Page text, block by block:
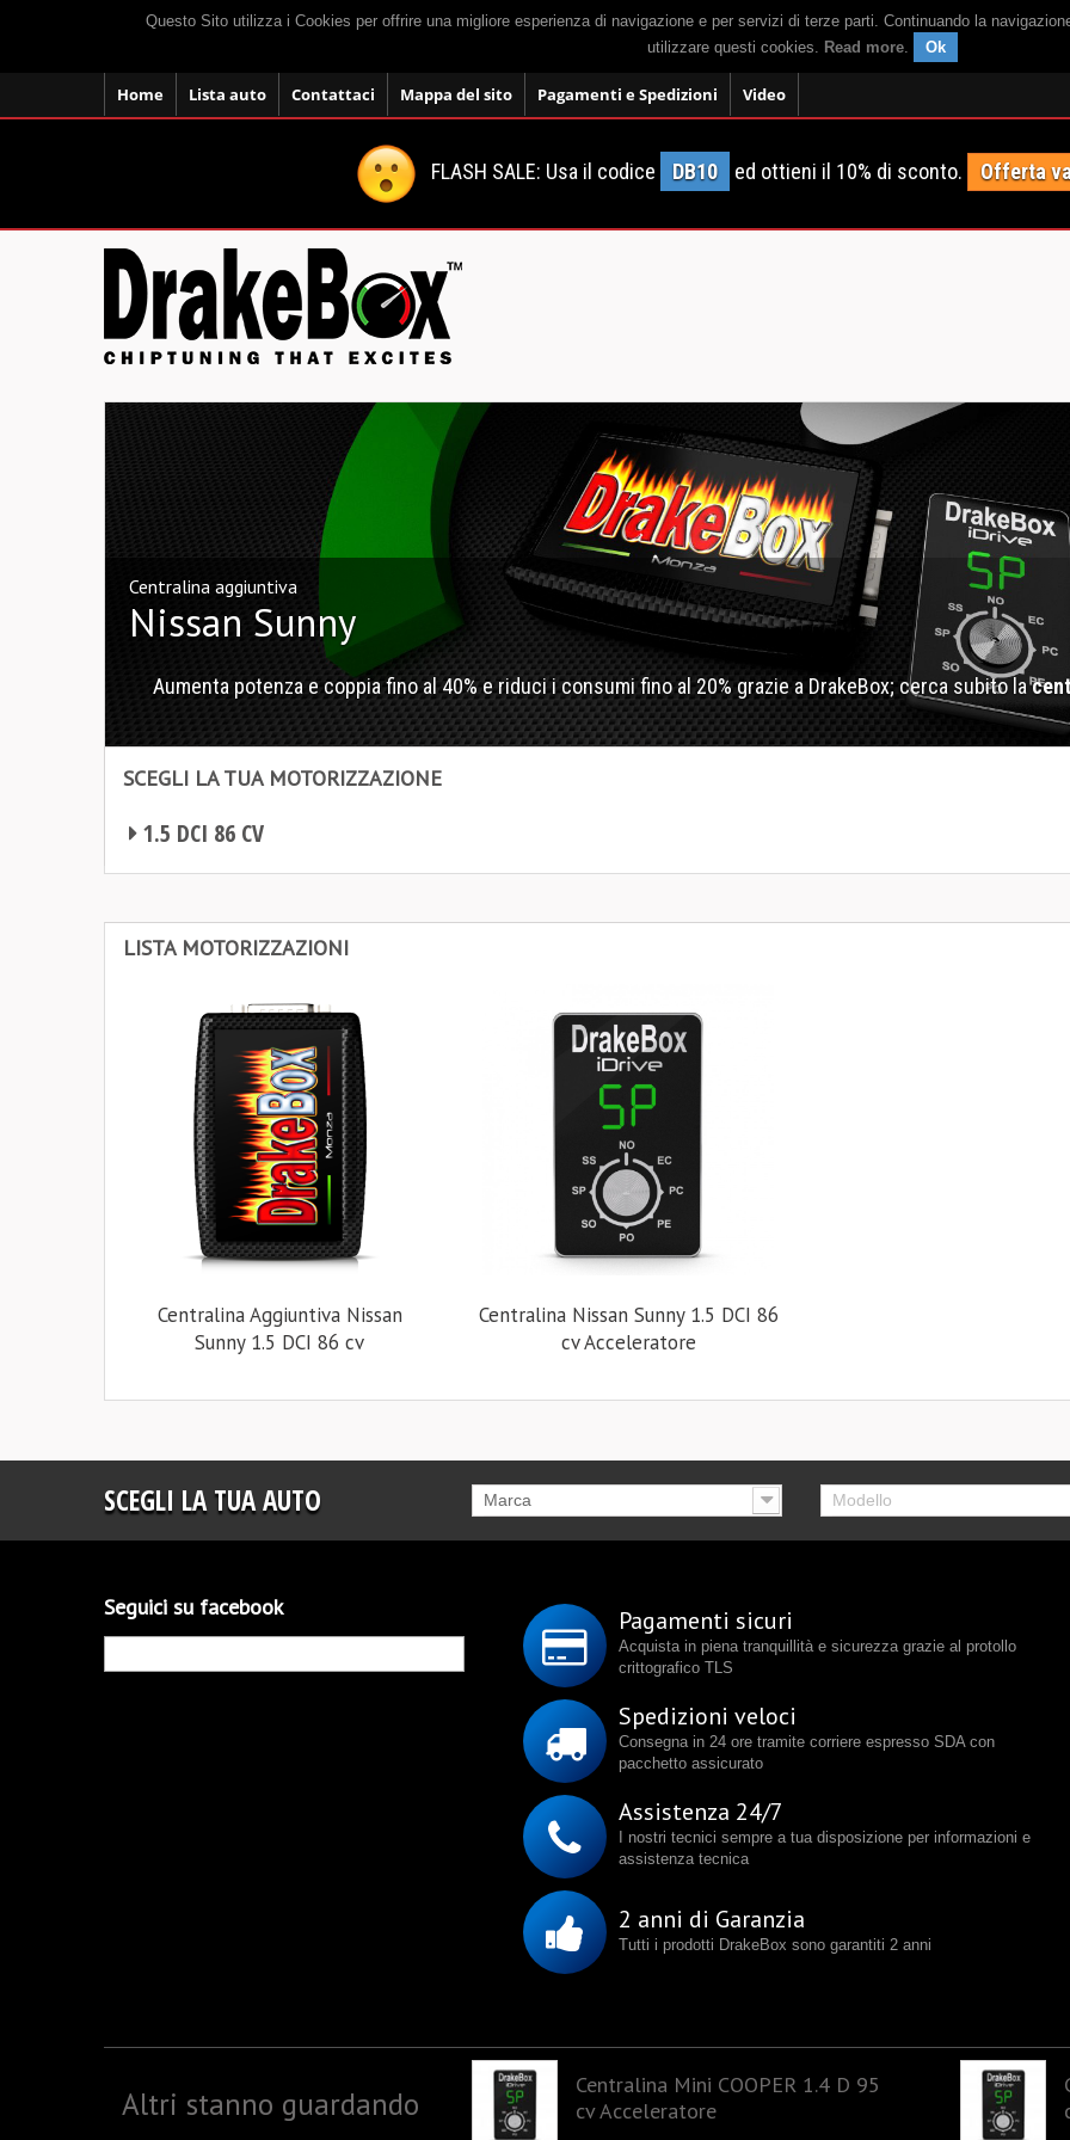
Questo Sito utilizza i Cookies per offrire una migliore esperienza di navigazione e per servizi di terze parti. Continuando la
utilizzare questi cookies. Read more. Ok
Home Lista auto Contattaci Mappa del sito Pagamenti e Spedizioni Video
FLASH SALE: Usa il codice DB10 ed ottieni il 10% di sconto. Offerta
Centralina aggiuntiva
Nissan Sunny
Aumenta potenza e coppia fino al 40% e riduci i consumi fino al 20% grazie a DrakeBox; cerca subito la
SCEGLI LA TUA MOTORIZZAZIONE
1.5 DCI 86 CV
LISTA MOTORIZZAZIONI
Centralina Aggiuntiva Nissan
Sunny 1.5 DCI 86 cv
Centralina Nissan Sunny 1.5 DCI 86
cv Acceleratore
SCEGLI LA TUA AUTO Marca Modello
Seguici su facebook Pagamenti sicuri
Acquista in piena tranquillità e sicurezza grazie al protollo
crittografico TLS
Spedizioni veloci
Consegna in 24 ore tramite corriere espresso SDA con
pacchetto assicurato
Assistenza 24/7
I nostri tecnici sempre a tua disposizione per informazioni e
assistenza tecnica
2 anni di Garanzia
Tutti i prodotti DrakeBox sono garantiti 2 anni
Altri stanno guardando
Centralina Mini COOPER 1.4 D 95
cv Acceleratore